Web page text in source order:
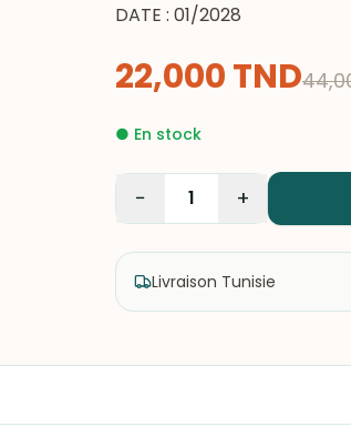
DATE : 01/2028
22,000TND
● En stock
− 1 +
Livraison Tunisie